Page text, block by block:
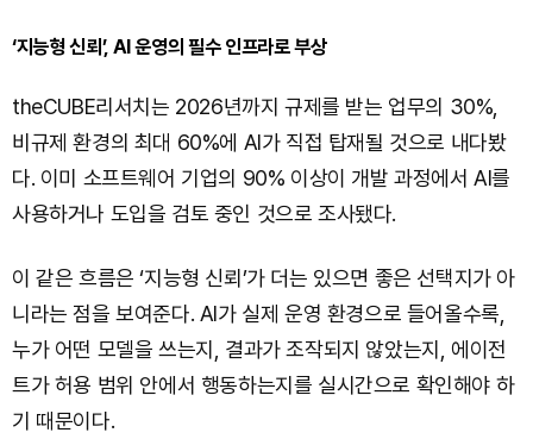
‘지능형 신뢰’, AI 운영의 필수 인프라로 부상
theCUBE리서치는 2026년까지 규제를 받는 업무의 30%,
비규제 환경의 최대 60%에 AI가 직접 탑재될 것으로 내다봤
다. 이미 소프트웨어 기업의 90% 이상이 개발 과정에서 AI를
사용하거나 도입을 검토 중인 것으로 조사됐다.
이 같은 흐름은 ‘지능형 신뢰’가 더는 있으면 좋은 선택지가 아
니라는 점을 보여준다. AI가 실제 운영 환경으로 들어올수록,
누가 어떤 모델을 쓰는지, 결과가 조작되지 않았는지, 에이전
트가 허용 범위 안에서 행동하는지를 실시간으로 확인해야 하
기 때문이다.